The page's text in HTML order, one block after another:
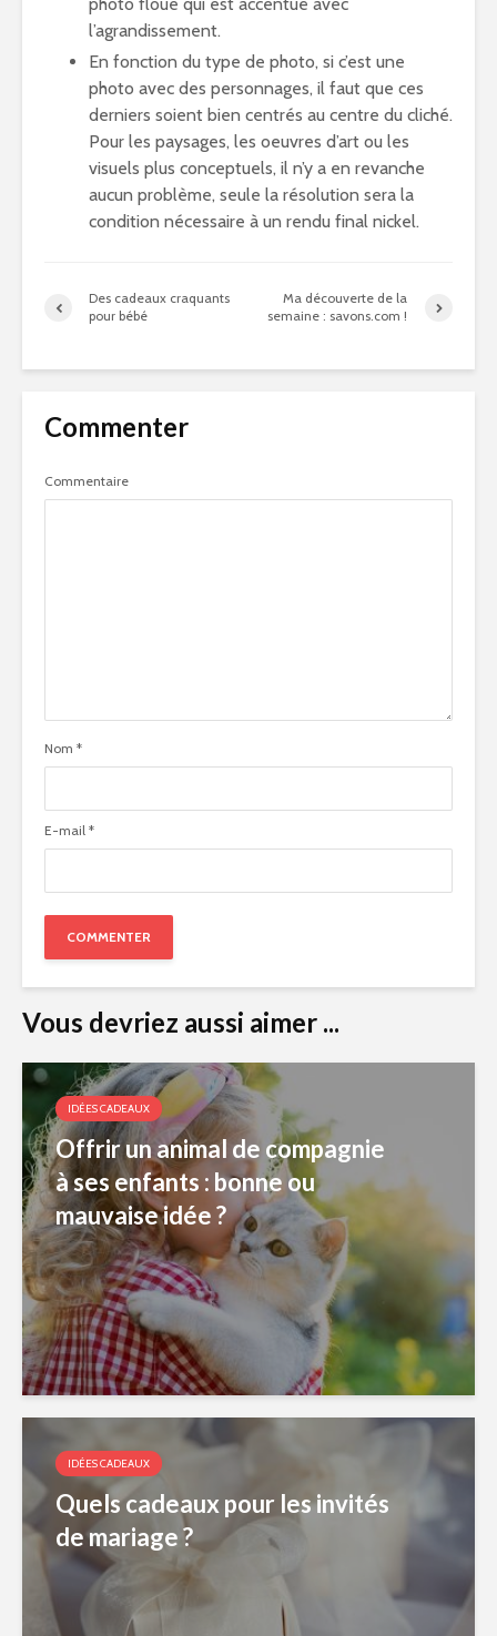
l’agrandissement.
En fonction du type de photo, si c’est une
photo avec des personnages, il faut que ces
derniers soient bien centrés au centre du cliché.
Pour les paysages, les oeuvres d’art ou les
visuels plus conceptuels, il n’y a en revanche
aucun problème, seule la résolution sera la
condition nécessaire à un rendu final nickel.
Des cadeaux craquants
pour bébé
Ma découverte de la
semaine : savons.com !
Commenter
Commentaire
Nom *
E-mail *
Vous devriez aussi aimer ...
IDÉES CADEAUX
Offrir un animal de compagnie
à ses enfants : bonne ou
mauvaise idée ?
IDÉES CADEAUX
Quels cadeaux pour les invités
de mariage ?